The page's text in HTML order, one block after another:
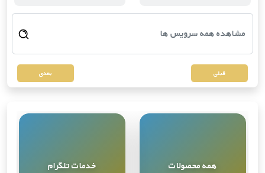
قبلی بعدی
همه محصولات
خدمات تلگرام